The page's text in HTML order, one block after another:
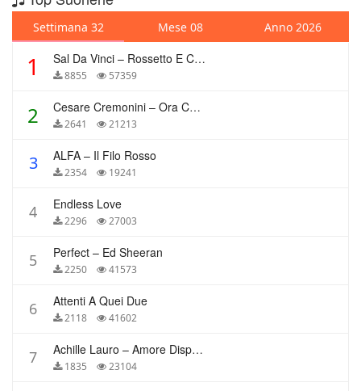
Settimana 32 Mese 08 Anno 2026
1 Sal Da Vinci – Rossetto E Caffè
8855 57359
2 Cesare Cremonini – Ora Che Non Ho Più Te
2641 21213
3 ALFA – Il Filo Rosso
2354 19241
4 Endless Love
2296 27003
5 Perfect – Ed Sheeran
2250 41573
6 Attenti A Quei Due
2118 41602
7 Achille Lauro – Amore Disperato
1835 23104